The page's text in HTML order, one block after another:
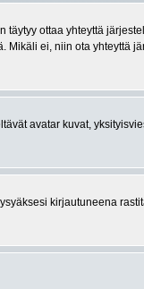
täytyy ottaa yhteyttä
Mikäli ei, niin ota yhteyttä
avatar kuvat,
kirjautuneena